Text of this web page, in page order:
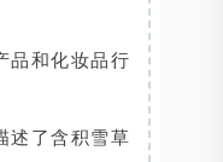
品和化妆品行
述了含积雪草